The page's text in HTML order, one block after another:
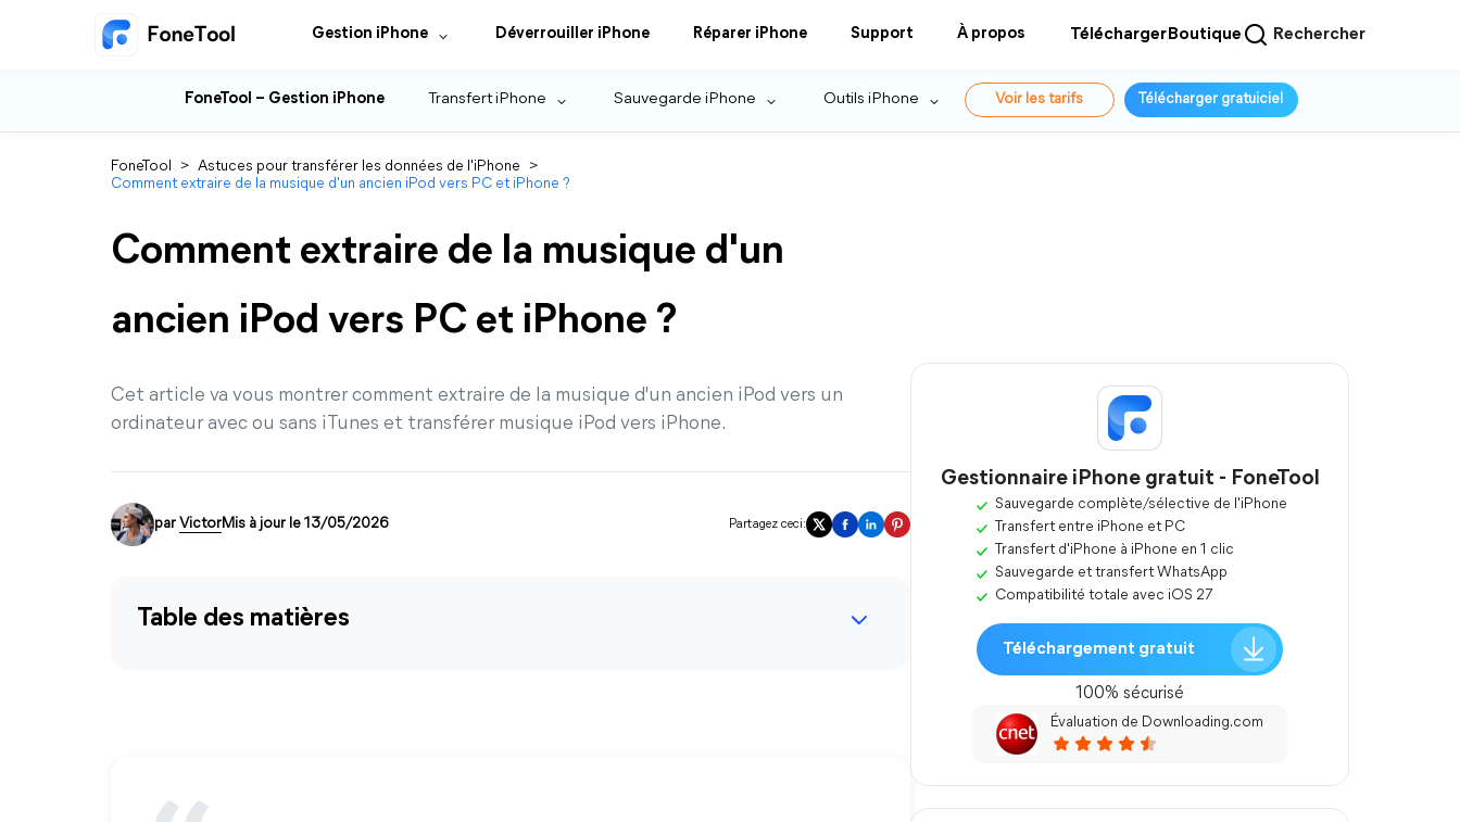
Gestion iPhone Déverrouiller iPhone Réparer iPhone Support À propos Télécharger Boutique Rechercher
FoneTool – Gestion iPhone Transfert iPhone Sauvegarde iPhone Outils iPhone Voir les tarifs Télécharger gratuiciel
FoneTool > Astuces pour transférer les données de l'iPhone
>
Comment extraire de la musique d'un ancien iPod vers PC et iPhone ?
Comment extraire de la musique d'un
ancien iPod vers PC et iPhone ?
Cet article va vous montrer comment extraire de la musique d'un ancien iPod vers un
ordinateur avec ou sans iTunes et transférer musique iPod vers iPhone.
par VictorMis à jour le 13/05/2026 Partagez ceci:
Table des matières
Gestionnaire iPhone gratuit - FoneTool
Sauvegarde complète/sélective de l'iPhone
Transfert entre iPhone et PC
Transfert d'iPhone à iPhone en 1 clic
Sauvegarde et transfert WhatsApp
Compatibilité totale avec iOS 27
Téléchargement gratuit
100% sécurisé
Évaluation de Downloading.com